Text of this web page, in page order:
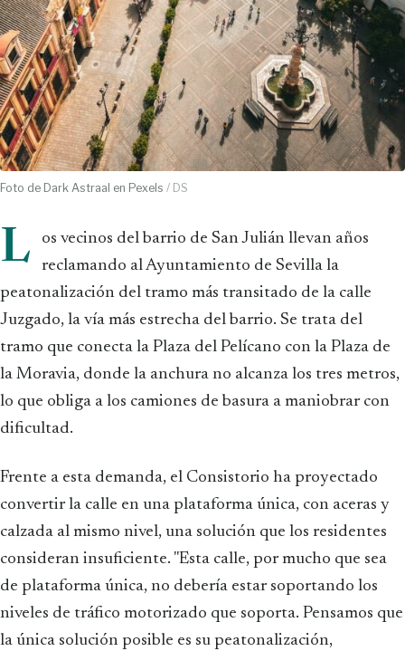
Foto de Dark Astraal en Pexels / DS
L
os vecinos del barrio de San Julián llevan años
reclamando al Ayuntamiento de Sevilla la
peatonalización del tramo más transitado de la calle
Juzgado, la vía más estrecha del barrio. Se trata del
tramo que conecta la Plaza del Pelícano con la Plaza de
la Moravia, donde la anchura no alcanza los tres metros,
lo que obliga a los camiones de basura a maniobrar con
dificultad.
Frente a esta demanda, el Consistorio ha proyectado
convertir la calle en una plataforma única, con aceras y
calzada al mismo nivel, una solución que los residentes
consideran insuficiente. "Esta calle, por mucho que sea
de plataforma única, no debería estar soportando los
niveles de tráfico motorizado que soporta. Pensamos que
la única solución posible es su peatonalización,